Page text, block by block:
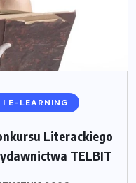
I E-LEARNING
Literackiego
TELBIT